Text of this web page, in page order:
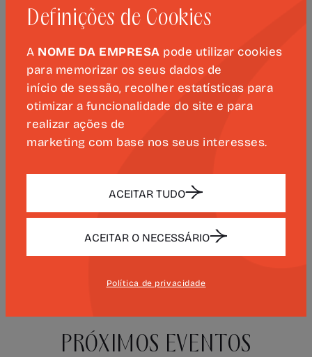
Entrada gratuita sem possibilidade de
28 de junho– Teatro Lua Cheia
Reserva obrigatória de bilhetes através
dobilheteira@luacheia.pt
telefone 938018777 ou 966046448
Para mais informações:
| +351 915728802
PRÓXIMOS EVENTOS
Definições de Cookies
A NOME DA EMPRESA pode utilizar cookies
para memorizar os seus dados de
início de sessão, recolher estatísticas para
otimizar a funcionalidade do site e para
realizar ações de
marketing com base nos seus interesses.
ACEITAR TUDO
ACEITAR O NECESSÁRIO
Política de privacidade